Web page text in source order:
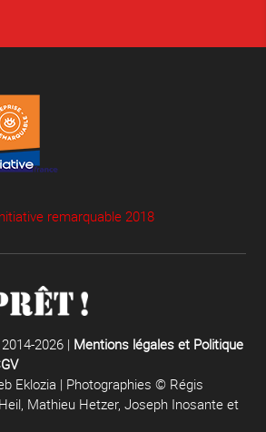
remarquable 2018
2026 | Mentions légales et Politique
Eklozia | Photographies © Régis
Mathieu Hetzer, Joseph Inosante et